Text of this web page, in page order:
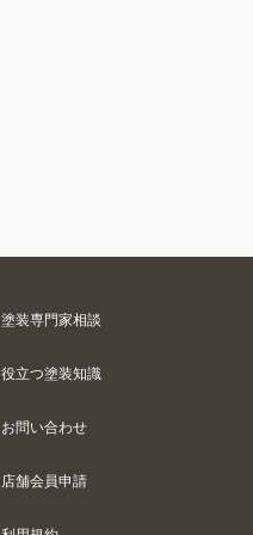
塗装専門家相談
役立つ塗装知識
お問い合わせ
店舗会員申請